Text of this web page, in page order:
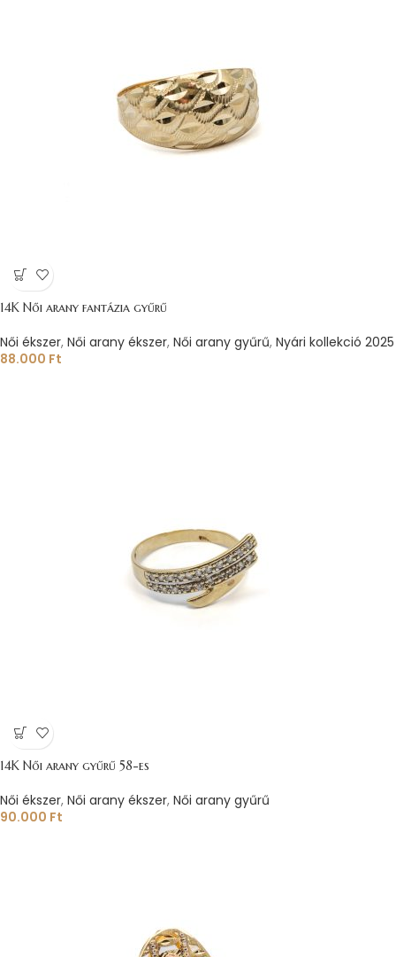
14K Női arany fantázia gyűrű
Női ékszer, Női arany ékszer, Női arany gyűrű, Nyári kollekció 2025
88.000 Ft
14K Női arany gyűrű 58-es
Női ékszer, Női arany ékszer, Női arany gyűrű
90.000 Ft